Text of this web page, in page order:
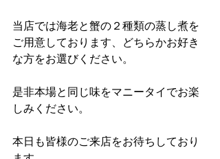
当店では海老と蟹の２種類の蒸し煮を
ご用意しております、どちらかお好き
な方をお選びください。
是非本場と同じ味をマニータイでお楽
しみください。
本日も皆様のご来店をお待ちしており